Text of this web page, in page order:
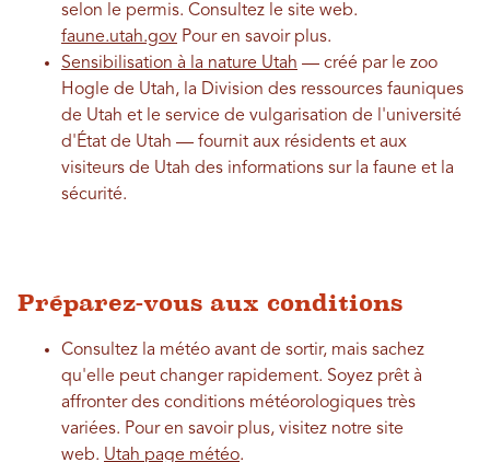
selon le permis. Consultez le site web.
faune.utah.gov Pour en savoir plus.
Sensibilisation à la nature Utah — créé par le zoo
Hogle de Utah, la Division des ressources fauniques
de Utah et le service de vulgarisation de l'université
d'État de Utah — fournit aux résidents et aux
visiteurs de Utah des informations sur la faune et la
sécurité.
Préparez-vous aux conditions
Consultez la météo avant de sortir, mais sachez
qu'elle peut changer rapidement. Soyez prêt à
affronter des conditions météorologiques très
variées. Pour en savoir plus, visitez notre site
web. Utah page météo.